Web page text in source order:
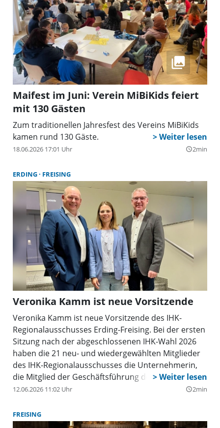
Maifest im Juni: Verein MiBiKids feiert
mit 130 Gästen
Zum traditionellen Jahresfest des Vereins MiBiKids
kamen rund 130 Gäste.
18.06.2026 17:01 Uhr query_builder2min
ERDING FREISING
Veronika Kamm ist neue Vorsitzende
Veronika Kamm ist neue Vorsitzende des IHK-
Regionalausschusses Erding-Freising. Bei der ersten
Sitzung nach der abgeschlossenen IHK-Wahl 2026
haben die 21 neu- und wiedergewählten Mitglieder
des IHK-Regionalausschusses die Unternehmerin,
die Mitglied der Geschäftsführung des Erdinger
Familienunternehmens Huber Technik GmbH & Co.
Regionalausschussvorsitzenden bekommt Kamm
satzungsgemäß einen Sitz in der IHK-
12.06.2026 11:02 Uhr query_builder2min
FREISING